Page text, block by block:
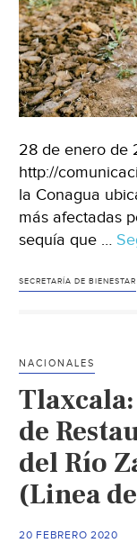
28 de enero de
http://
la Conagua
más afectadas
sequía que …
SECRETARÍA DE BIENESTAR
NACIONALES
de
del Río
(Linea
20 FEBRERO 2020